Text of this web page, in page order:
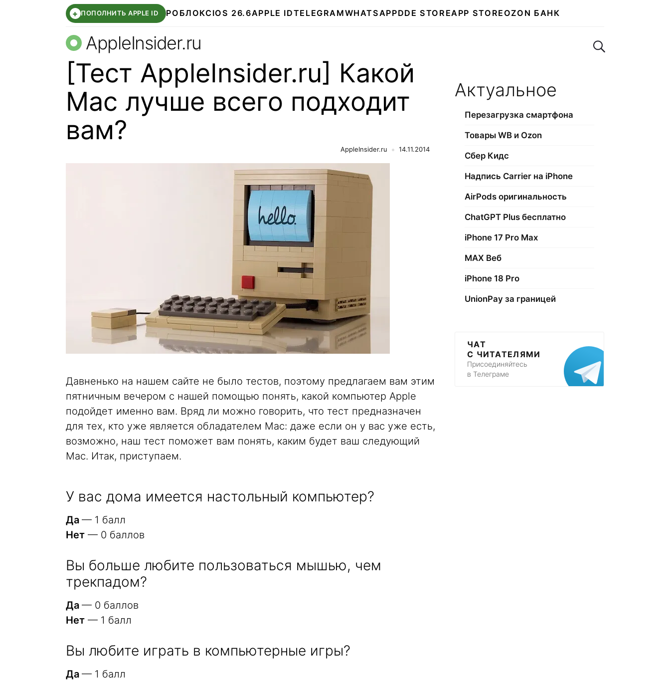
+ ПОПОЛНИТЬ APPLE ID РОБЛОКС IOS 26.6APPLE IDTELEGRAMWHATSAPPDDE STOREAPP STORE OZON БАНК
AppleInsider.ru Поиск по сайту
[Тест AppleInsider.ru] Какой
Mac лучше всего подходит
вам?
AppleInsider.ru 14.11.2014
Давненько на нашем сайте не было тестов, поэтому предлагаем вам этим
пятничным вечером с нашей помощью понять, какой компьютер Apple
подойдет именно вам. Вряд ли можно говорить, что тест предназначен
для тех, кто уже является обладателем Mac: даже если он у вас уже есть,
возможно, наш тест поможет вам понять, каким будет ваш следующий
Mac. Итак, приступаем.
У вас дома имеется настольный компьютер?
Да — 1 балл
Нет — 0 баллов
Вы больше любите пользоваться мышью, чем
трекпадом?
Да — 0 баллов
Нет — 1 балл
Вы любите играть в компьютерные игры?
Да — 1 балл
Актуальное
Перезагрузка смартфона
Товары WB и Ozon
Сбер Кидс
Надпись Carrier на iPhone
AirPods оригинальность
ChatGPT Plus бесплатно
iPhone 17 Pro Max
МАХ Веб
iPhone 18 Pro
UnionPay за границей
ЧАТ
С ЧИТАТЕЛЯМИ
Присоединяйтесь
в Телеграме